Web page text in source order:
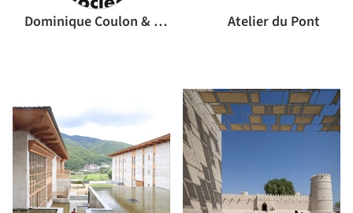
Dominique Coulon & associés Atelier du Pont